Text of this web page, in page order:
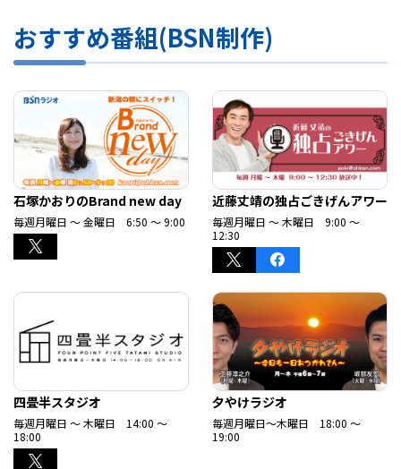
おすすめ番組(BSN制作)
石塚かおりのBrand new day
毎週月曜日 ～ 金曜日 6:50 ～ 9:00
近藤丈靖の独占ごきげんアワー
毎週月曜日 ～ 木曜日 9:00 ～
12:30
四畳半スタジオ
毎週月曜日 ～ 木曜日 14:00 ～
18:00
夕やけラジオ
毎週月曜日～木曜日 18:00 ～
19:00